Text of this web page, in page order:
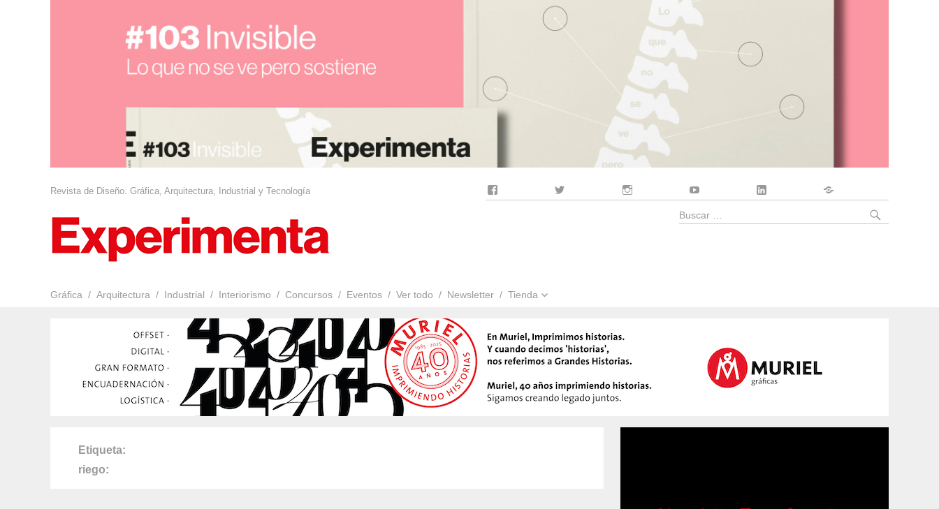
Revista de Diseño. Gráfica, Arquitectura, Industrial y Tecnología
Gráfica Arquitectura Industrial Interiorismo Concursos Eventos Ver todo Newsletter Tienda
Buscar
Etiqueta
riego